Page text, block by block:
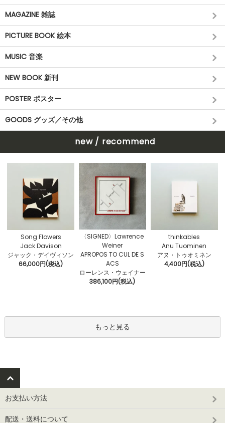
MAGAZINE 雑誌
PICTURE BOOK 絵本
MUSIC 音楽
NEW BOOK 新刊
POSTER ポスター
GOODS グッズ／その他
new / recommend
Song Flowers
Jack Davison
ジャック・デイヴィソン
66,000円(税込)
〈SIGNED〉Lawrence
Weiner
APROPOS TO CUL DE S
ACS
ローレンス・ウェイナー
386,100円(税込)
thinkables
Anu Tuominen
アヌ・トゥオミネン
4,400円(税込)
もっと見る
お支払い方法
配送・送料について